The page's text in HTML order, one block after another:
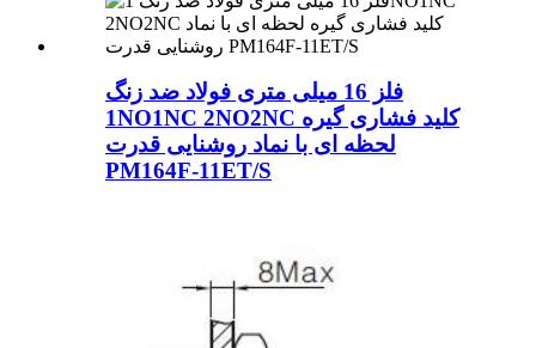
فلز 16 میلی متری فولاد ضد زنگ
1NO1NC 2NO2NC کلید فشاری گیره
لحظه ای با نماد روشنایی قدرت
PM164F-11ET/S